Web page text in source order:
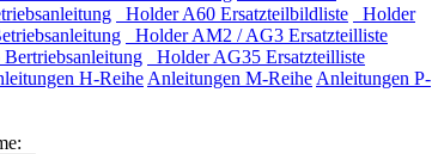
Holder A60 Ersatzteilbildliste
Holder
Holder AM2 / AG3 Ersatzteilliste
Holder AG35 Ersatzteilliste
H-Reihe Anleitungen M-Reihe Anleitungen P-